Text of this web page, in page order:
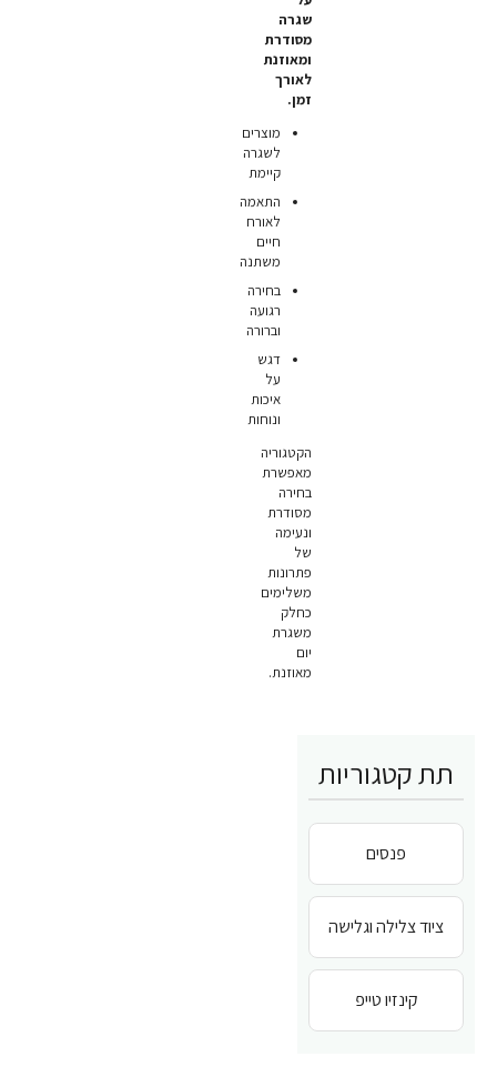
שגרה
מסודרת
ומאוזנת
לאורך
זמן.
מוצרים
לשגרה
קיימת
התאמה
לאורח
חיים
משתנה
בחירה
רגועה
וברורה
דגש
על
איכות
ונוחות
הקטגוריה
מאפשרת
בחירה
מסודרת
ונעימה
של
פתרונות
משלימים
כחלק
משגרת
יום
מאוזנת.
תת קטגוריות
פנסים
ציוד צלילה וגלישה
קינזיו טייפ